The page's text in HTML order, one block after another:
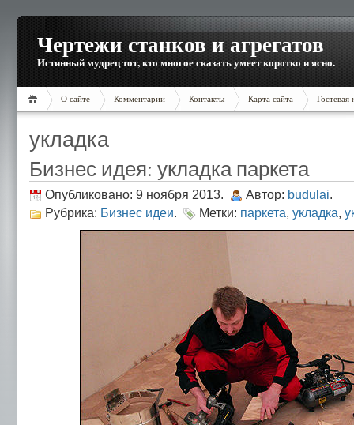
Чертежи станков и агрегатов
Истинный мудрец тот, кто многое сказать умеет коротко и ясно.
О сайте Комментарии Контакты Карта сайта Гостевая
укладка
Бизнес идея: укладка паркета
Опубликовано: 9 ноября 2013. Автор: budulai.
Рубрика: Бизнес идеи. Метки: паркета, укладка,